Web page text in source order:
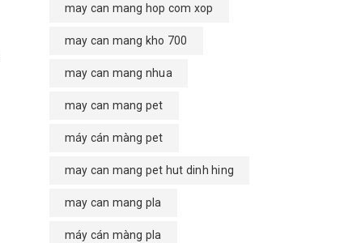
may can mang hop com xop
may can mang kho 700
may can mang nhua
may can mang pet
máy cán màng pet
may can mang pet hut dinh hing
may can mang pla
máy cán màng pla